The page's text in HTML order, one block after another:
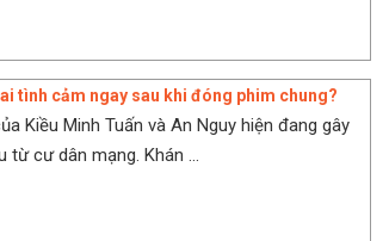
tình cảm ngay sau khi đóng phim chung?
Kiều Minh Tuấn và An Nguy hiện đang gây
từ cư dân mạng. Khán ...